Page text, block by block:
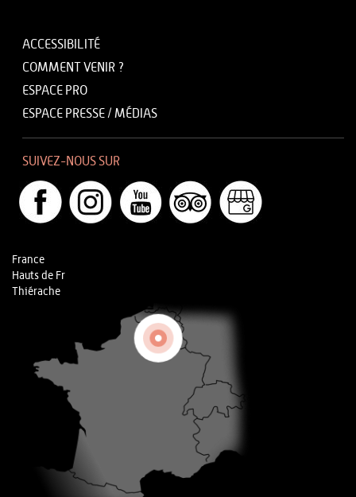
ACCESSIBILITÉ
COMMENT VENIR ?
ESPACE PRO
ESPACE PRESSE / MÉDIAS
SUIVEZ-NOUS SUR
France
Hauts de Fr
Thiérache